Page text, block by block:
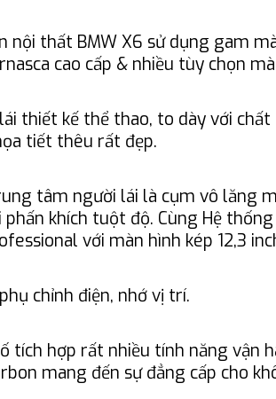
nội thất BMW X6 sử dụng gam
cao cấp & nhiều tùy chọn
thiết kế thể thao, to dày với chất
tiết thêu rất đẹp.
tâm người lái là cụm vô lăng
khích tuột độ. Cùng Hệ
với màn hình kép 12,3
chỉnh điện, nhớ vị trí.
tích hợp rất nhiều tính năng vận
mang đến sự đẳng cấp cho